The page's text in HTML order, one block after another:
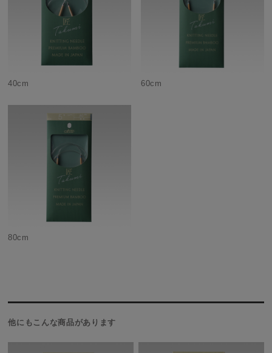
40cm 60cm
80cm
他にもこんな商品があります